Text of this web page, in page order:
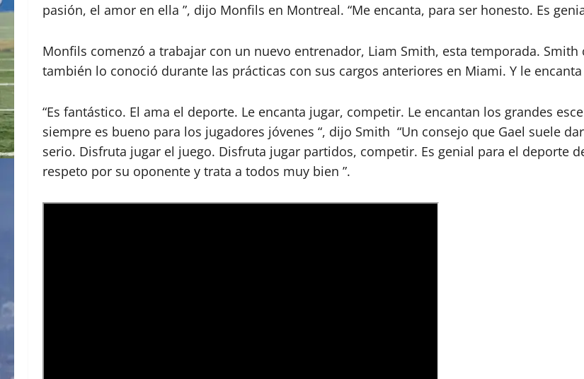
pasión, el amor en ella ”, dijo Monfils en Montreal. “Me encanta, para ser honesto. Es
Monfils comenzó a trabajar con un nuevo entrenador, Liam Smith, esta temporada.
también lo conoció durante las prácticas con sus cargos anteriores en Miami. Y le
“Es fantástico. El ama el deporte. Le encanta jugar, competir. Le encantan los grandes
siempre es bueno para los jugadores jóvenes “, dijo Smith “Un consejo que Gael suele
serio. Disfruta jugar el juego. Disfruta jugar partidos, competir. Es genial para el deporte
respeto por su oponente y trata a todos muy bien ”.